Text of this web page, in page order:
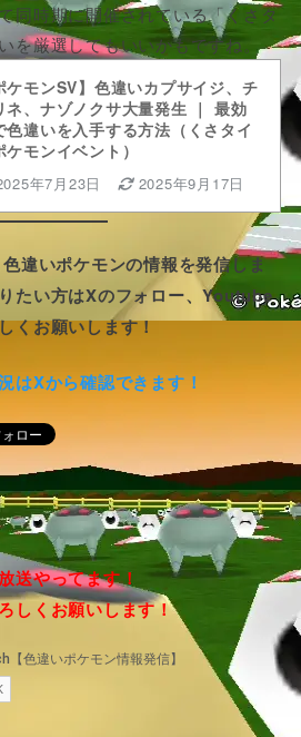
同時期に開催されている「くさタ
を厳選してもいいかもですね。
ケモンSV】色違いカプサイジ、チ
ネ、ナゾノクサ大量発生 ｜ 最効
色違いを入手する方法（くさタイ
ケモンイベント）
年7月23日 2025年9月17日
違いポケモンの情報を発信しま
たい方はXのフォロー、Youtube
くお願いします！
はXから確認できます！
送やってます！
しくお願いします！